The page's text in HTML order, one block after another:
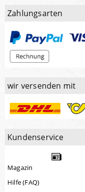
Zahlungsarten
wir versenden mit
Kundenservice
Magazin
Hilfe (FAQ)